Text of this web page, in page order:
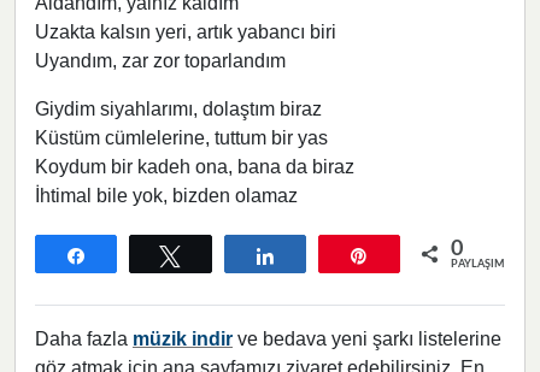
Uzakta kalsın yeri, artık yabancı biri
Uyandım, zar zor toparlandım
Giydim siyahlarımı, dolaştım biraz
Küstüm cümlelerine, tuttum bir yas
Koydum bir kadeh ona, bana da biraz
İhtimal bile yok, bizden olamaz
0
PAYLAŞIMLAR
Daha fazla müzik indir ve bedava yeni şarkı listelerine